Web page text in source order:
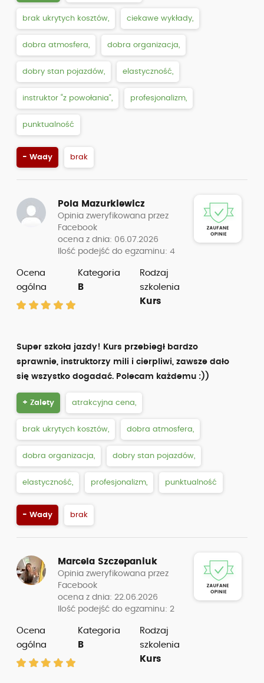
brak ukrytych kosztów, ciekawe wykłady,
dobra atmosfera, dobra organizacja,
dobry stan pojazdów, elastyczność,
instruktor “z powołania”, profesjonalizm,
punktualność
- Wady brak
Pola Mazurkiewicz
Opinia zweryfikowana przez
Facebook
ocena z dnia: 06.07.2026
Ilość podejść do egzaminu: 4
Ocena
ogólna
Kategoria
B
Rodzaj
szkolenia
Kurs
Super szkoła jazdy! Kurs przebiegł bardzo
sprawnie, instruktorzy mili i cierpliwi, zawsze dało
się wszystko dogadać. Polecam każdemu :))
+ Zalety atrakcyjna cena,
brak ukrytych kosztów, dobra atmosfera,
dobra organizacja, dobry stan pojazdów,
elastyczność, profesjonalizm, punktualność
- Wady brak
Marcela Szczepaniuk
Opinia zweryfikowana przez
Facebook
ocena z dnia: 22.06.2026
Ilość podejść do egzaminu: 2
Ocena
ogólna
Kategoria
B
Rodzaj
szkolenia
Kurs